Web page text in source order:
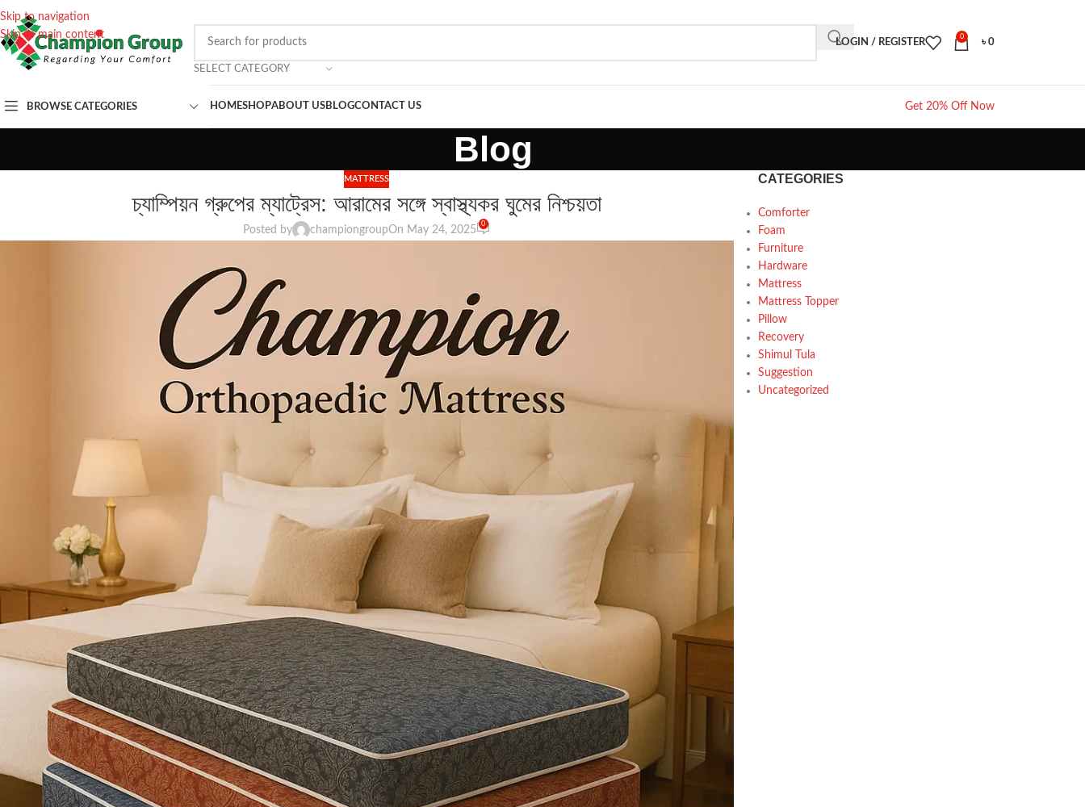
Skip to navigation
Skip to main content
SELECT CATEGORY
LOGIN / REGISTER
0
৳0
BROWSE CATEGORIES HOMESHOPABOUT USBLOGCONTACT US Get 20% Off Now
Blog
MATTRESS
চ্যাম্পিয়ন গ্রুপের ম্যাট্রেস: আরামের সঙ্গে স্বাস্থ্যকর ঘুমের নিশ্চয়তা
Posted by championgroupOn May 24, 2025
0
CATEGORIES
Comforter
Foam
Furniture
Hardware
Mattress
Mattress Topper
Pillow
Recovery
Shimul Tula
Suggestion
Uncategorized